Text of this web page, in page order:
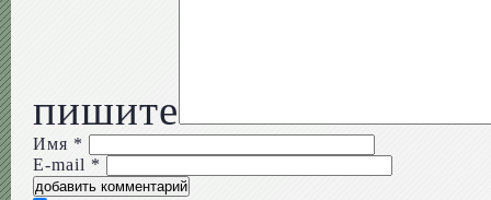
пишите
Имя *
E-mail *